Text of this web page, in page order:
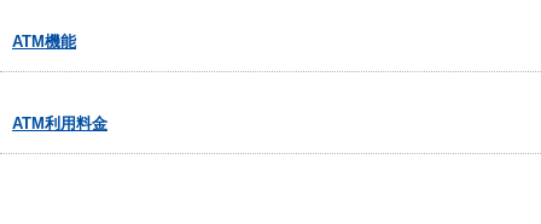
ATM機能
ATM利用料金